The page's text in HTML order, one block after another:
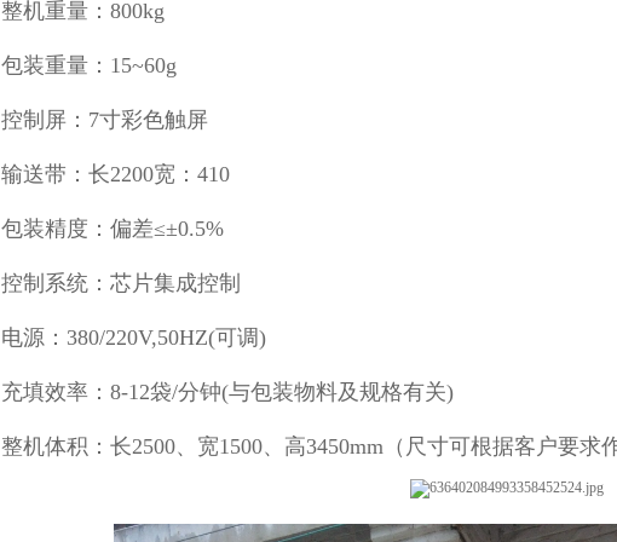
整机重量：800kg
包装重量：15~60g
控制屏：7寸彩色触屏
输送带：长2200宽：410
包装精度：偏差≤±0.5%
控制系统：芯片集成控制
电源：380/220V,50HZ(可调)
充填效率：8-12袋/分钟(与包装物料及规格有关)
整机体积：长2500、宽1500、高3450mm（尺寸可根据客户要求